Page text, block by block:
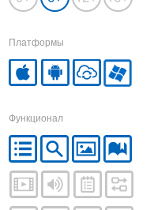
Платформы
Функционал